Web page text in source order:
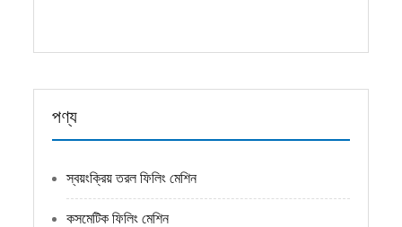
পণ্য
স্বয়ংক্রিয় তরল ফিলিং মেশিন
কসমেটিক ফিলিং মেশিন